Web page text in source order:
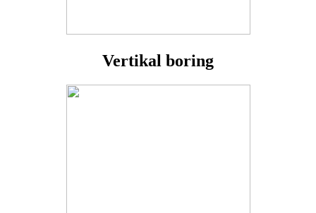
Vertikal boring